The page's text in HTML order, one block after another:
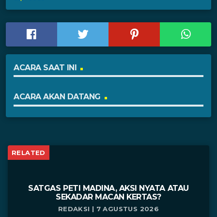
ACARA SAAT INI
ACARA AKAN DATANG
RELATED
SATGAS PETI MADINA, AKSI NYATA ATAU
SEKADAR MACAN KERTAS?
REDAKSI | 7 AGUSTUS 2026